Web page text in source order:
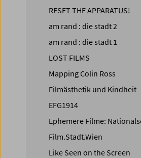
RESET THE APPARATUS!
am rand : die stadt 2
am rand : die stadt 1
LOST FILMS
Mapping Colin Ross
Filmästhetik und Kindheit
EFG1914
Ephemere Filme:
Film.Stadt.Wien
Like Seen on the Screen